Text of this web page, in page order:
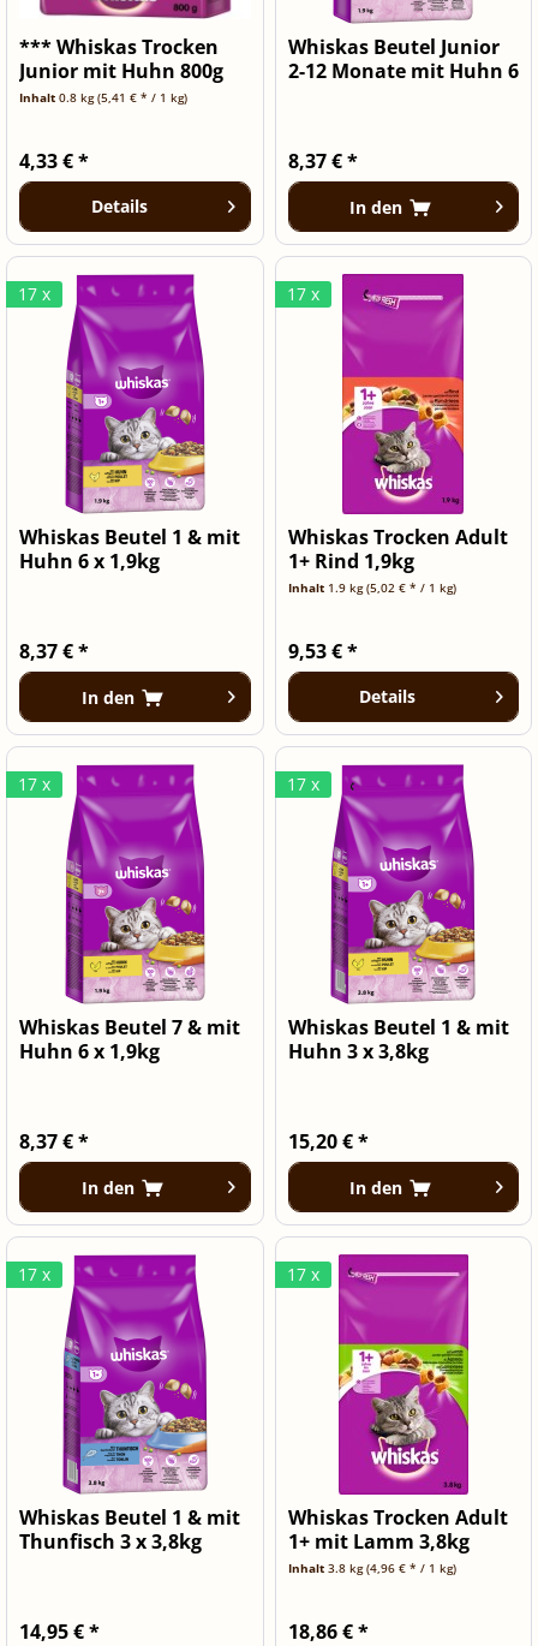
*** Whiskas Trocken
Junior mit Huhn 800g
[***...
Inhalt0.8 kg(5,41 € * / 1 kg)
4,33 € *
Details
Whiskas Beutel Junior
2-12 Monate mit Huhn 6
8,37 € *
In den
17 x
Whiskas Beutel 1 & mit
Huhn 6 x 1,9kg
8,37 € *
In den
17 x
Whiskas Trocken Adult
1+ Rind 1,9kg
Inhalt 1.9 kg(5,02 € * / 1 kg)
9,53 € *
Details
17 x
Whiskas Beutel 7 & mit
Huhn 6 x 1,9kg
8,37 € *
In den
17 x
Whiskas Beutel 1 & mit
Huhn 3 x 3,8kg
15,20 € *
In den
17 x
Whiskas Beutel 1 & mit
Thunfisch 3 x 3,8kg
14,95 € *
17 x
Whiskas Trocken Adult
1+ mit Lamm 3,8kg
Inhalt 3.8 kg(4,96 € * / 1 kg)
18,86 € *